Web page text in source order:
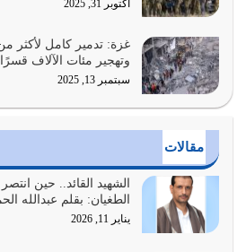
فيه كثيرة وسينصرك الله عليه إذا…
يوليو 26, 2026
أراد الله لهذه الأمة ان تكون خير
الدين الذي شرعه الله لا يجوز أن يخضع
واجتهاداتنا لأننا سنختلف ونتفرق
يوليو 24, 2026
أكتوبر 31, 2025
وتهجير مئات الآلاف قسرًا
سبتمبر 13, 2025
مقالات
الشهيد القائد.. حين
الطغيان: بقلم عبدالله
يناير 11, 2026